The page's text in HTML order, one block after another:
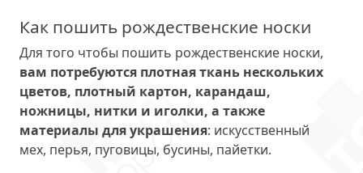
Как пошить рождественские носки
Для того чтобы пошить рождественские носки,
вам потребуются плотная ткань нескольких
цветов, плотный картон, карандаш,
ножницы, нитки и иголки, а также
материалы для украшения: искусственный
мех, перья, пуговицы, бусины, пайетки.